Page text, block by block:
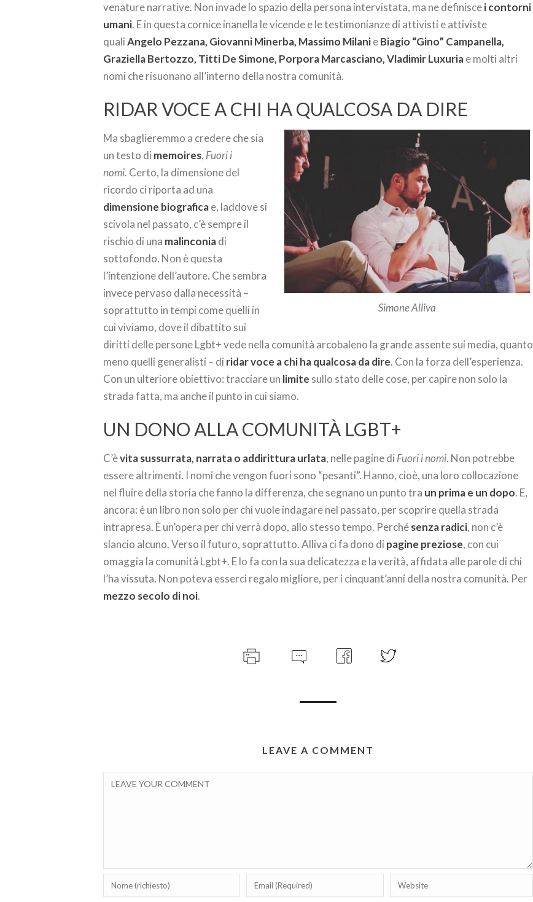
venature narrative. Non invade lo spazio della persona intervistata, ma ne definiscei contorni
umani. E in questa cornice inanella le vicende e le testimonianze di attivisti e attiviste
qualiAngelo Pezzana, Giovanni Minerba, Massimo MilanieBiagio “Gino” Campanella,
Graziella Bertozzo, Titti De Simone, Porpora Marcasciano, Vladimir Luxuriae molti altri
nomi che risuonano all’interno della nostra comunità.
RIDAR VOCE A CHI HA QUALCOSA DA DIRE
Simone Alliva
Ma sbaglieremmo a credere che sia
un testo di memoires, Fuori i
nomi. Certo, la dimensione del
ricordo ci riporta ad una
dimensione biograficae, laddove si
scivola nel passato, c’è sempre il
rischio di una malinconiadi
sottofondo. Non è questa
l’intenzione dell’autore. Che sembra
invece pervaso dalla necessità –
soprattutto in tempi come quelli in
cui viviamo, dove il dibattito sui
diritti delle persone Lgbt+ vede nella comunità arcobaleno la grande assente sui media, quanto
meno quelli generalisti – di ridar voce a chi ha qualcosa da dire. Con la forza dell’esperienza.
Con un ulteriore obiettivo: tracciare un limite sullo stato delle cose, per capire non solo la
strada fatta, ma anche il punto in cui siamo.
UN DONO ALLA COMUNITÀ LGBT+
C’èvita sussurrata, narrata o addirittura urlata, nelle pagine di Fuori i nomi. Non potrebbe
essere altrimenti. I nomi che vengon fuori sono “pesanti”. Hanno, cioè, una loro collocazione
nel fluire della storia che fanno la differenza, che segnano un punto tra un prima e un dopo. E,
ancora: è un libro non solo per chi vuole indagare nel passato, per scoprire quella strada
intrapresa. È un’opera per chi verrà dopo, allo stesso tempo. Perchésenza radici, non c’è
slancio alcuno. Verso il futuro, soprattutto. Alliva ci fa dono di pagine preziose, con cui
omaggia la comunità Lgbt+. E lo fa con la sua delicatezza e la verità, affidata alle parole di chi
l’ha vissuta. Non poteva esserci regalo migliore, per i cinquant’anni della nostra comunità. Per
mezzo secolo di noi.
LEAVE A COMMENT